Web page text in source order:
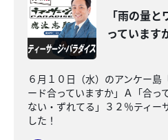
「雨の量
っています
６月１０日（水）のアンケー島
ード合っていますか」Ａ「合っ
ない・ずれてる」３２％ティー
した！